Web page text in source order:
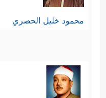
محمود خليل الحصري